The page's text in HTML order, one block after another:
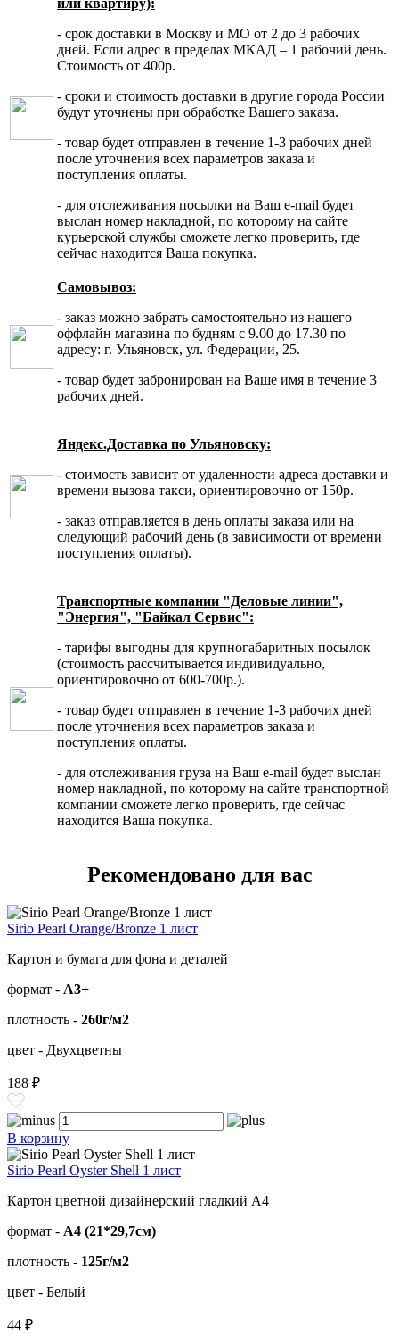
- срок доставки в Москву и МО от 2 до 3 рабочих
дней. Если адрес в пределах МКАД – 1 рабочий день.
Стоимость от 400р.
- сроки и стоимость доставки в другие города России
будут уточнены при обработке Вашего заказа.
- товар будет отправлен в течение 1-3 рабочих дней
после уточнения всех параметров заказа и
поступления оплаты.
- для отслеживания посылки на Ваш e-mail будет
выслан номер накладной, по которому на сайте
курьерской службы сможете легко проверить, где
сейчас находится Ваша покупка.
Самовывоз:
- заказ можно забрать самостоятельно из нашего
оффлайн магазина по будням с 9.00 до 17.30 по
адресу: г. Ульяновск, ул. Федерации, 25.
- товар будет забронирован на Ваше имя в течение 3
рабочих дней.
Яндекс.Доставка по Ульяновску:
- стоимость зависит от удаленности адреса доставки и
времени вызова такси, ориентировочно от 150р.
- заказ отправляется в день оплаты заказа или на
следующий рабочий день (в зависимости от времени
поступления оплаты).
Транспортные компании "Деловые линии",
"Энергия", "Байкал Сервис":
- тарифы выгодны для крупногабаритных посылок
(стоимость рассчитывается индивидуально,
ориентировочно от 600-700р.).
- товар будет отправлен в течение 1-3 рабочих дней
после уточнения всех параметров заказа и
поступления оплаты.
- для отслеживания груза на Ваш e-mail будет выслан
номер накладной, по которому на сайте транспортной
компании сможете легко проверить, где сейчас
находится Ваша покупка.
Рекомендовано для вас
Sirio Pearl Orange/Bronze 1 лист
Картон и бумага для фона и деталей
формат - А3+
плотность - 260г/м2
цвет - Двухцветны
188 ₽
В корзину
Sirio Pearl Oyster Shell 1 лист
Картон цветной дизайнерский гладкий А4
формат - А4 (21*29,7см)
плотность - 125г/м2
цвет - Белый
44 ₽